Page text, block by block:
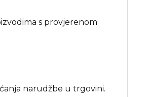
s provjerenom
narudžbe u trgovini.